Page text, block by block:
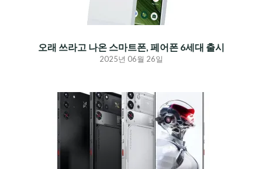
오래 쓰라고 나온 스마트폰, 페어폰 6세대 출시
2025년 06월 26일